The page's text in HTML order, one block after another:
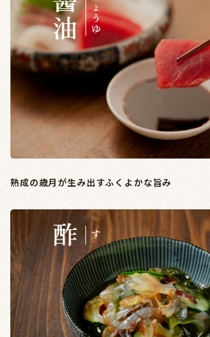
熟成の歳月が生み出すふくよかな旨み